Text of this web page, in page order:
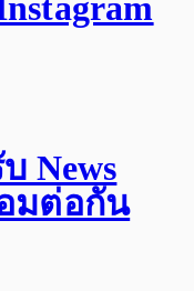
News
มต่อกัน